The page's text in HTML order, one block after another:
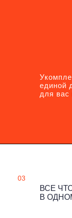
единой
для вас
единой
для вас
03
ВСЕ
В